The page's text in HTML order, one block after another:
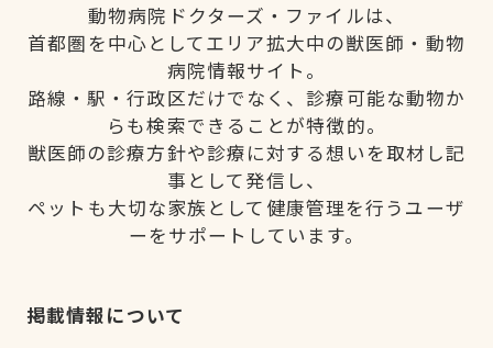
動物病院ドクターズ・ファイルは、
首都圏を中心としてエリア拡大中の獣医師・動物
病院情報サイト。
路線・駅・行政区だけでなく、診療可能な動物か
らも検索できることが特徴的。
獣医師の診療方針や診療に対する想いを取材し記
事として発信し、
ペットも大切な家族として健康管理を行うユーザ
ーをサポートしています。
掲載情報について